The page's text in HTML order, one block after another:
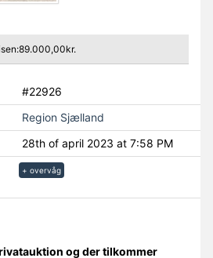
#22926
Region Sjælland
28th of april 2023 at 7:58 PM
+ overvåg
og der tilkommer